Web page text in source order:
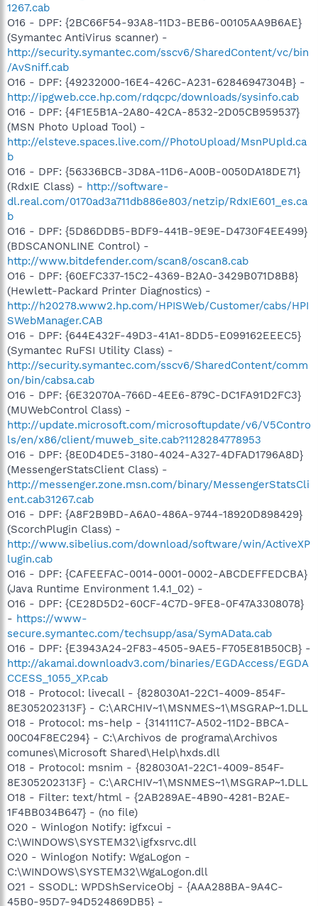
1267.cab
O16 - DPF: {2BC66F54-93A8-11D3-BEB6-00105AA9B6AE}
(Symantec AntiVirus scanner) -
http://security.symantec.com/sscv6/SharedContent/vc/bin
/AvSniff.cab
O16 - DPF: {49232000-16E4-426C-A231-62846947304B} -
http://ipgweb.cce.hp.com/rdqcpc/downloads/sysinfo.cab
O16 - DPF: {4F1E5B1A-2A80-42CA-8532-2D05CB959537}
(MSN Photo Upload Tool) -
http://elsteve.spaces.live.com//PhotoUpload/MsnPUpld.ca
b
O16 - DPF: {56336BCB-3D8A-11D6-A00B-0050DA18DE71}
(RdxIE Class) - http://software-
dl.real.com/0170ad3a711db886e803/netzip/RdxIE601_es.ca
b
O16 - DPF: {5D86DDB5-BDF9-441B-9E9E-D4730F4EE499}
(BDSCANONLINE Control) -
http://www.bitdefender.com/scan8/oscan8.cab
O16 - DPF: {60EFC337-15C2-4369-B2A0-3429B071D8B8}
(Hewlett-Packard Printer Diagnostics) -
http://h20278.www2.hp.com/HPISWeb/Customer/cabs/HPI
SWebManager.CAB
O16 - DPF: {644E432F-49D3-41A1-8DD5-E099162EEEC5}
(Symantec RuFSI Utility Class) -
http://security.symantec.com/sscv6/SharedContent/comm
on/bin/cabsa.cab
O16 - DPF: {6E32070A-766D-4EE6-879C-DC1FA91D2FC3}
(MUWebControl Class) -
http://update.microsoft.com/microsoftupdate/v6/V5Contro
ls/en/x86/client/muweb_site.cab?1128284778953
O16 - DPF: {8E0D4DE5-3180-4024-A327-4DFAD1796A8D}
(MessengerStatsClient Class) -
http://messenger.zone.msn.com/binary/MessengerStatsCli
ent.cab31267.cab
O16 - DPF: {A8F2B9BD-A6A0-486A-9744-18920D898429}
(ScorchPlugin Class) -
http://www.sibelius.com/download/software/win/ActiveXP
lugin.cab
O16 - DPF: {CAFEEFAC-0014-0001-0002-ABCDEFFEDCBA}
(Java Runtime Environment 1.4.1_02) -
O16 - DPF: {CE28D5D2-60CF-4C7D-9FE8-0F47A3308078}
- https://www-
secure.symantec.com/techsupp/asa/SymAData.cab
O16 - DPF: {E3943A24-2F83-4505-9AE5-F705E81B50CB} -
http://akamai.downloadv3.com/binaries/EGDAccess/EGDA
CCESS_1055_XP.cab
O18 - Protocol: livecall - {828030A1-22C1-4009-854F-
8E305202313F} - C:\ARCHIV~1\MSNMES~1\MSGRAP~1.DLL
O18 - Protocol: ms-help - {314111C7-A502-11D2-BBCA-
00C04F8EC294} - C:\Archivos de programa\Archivos
comunes\Microsoft Shared\Help\hxds.dll
O18 - Protocol: msnim - {828030A1-22C1-4009-854F-
8E305202313F} - C:\ARCHIV~1\MSNMES~1\MSGRAP~1.DLL
O18 - Filter: text/html - {2AB289AE-4B90-4281-B2AE-
1F4BB034B647} - (no file)
O20 - Winlogon Notify: igfxcui -
C:\WINDOWS\SYSTEM32\igfxsrvc.dll
O20 - Winlogon Notify: WgaLogon -
C:\WINDOWS\SYSTEM32\WgaLogon.dll
O21 - SSODL: WPDShServiceObj - {AAA288BA-9A4C-
45B0-95D7-94D524869DB5} -